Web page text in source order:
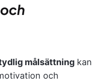
målsättning kan
och